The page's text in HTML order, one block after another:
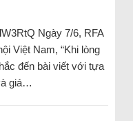
Ngày 7/6, RFA
Việt Nam, “Khi lòng
đến bài viết với tựa
giá…